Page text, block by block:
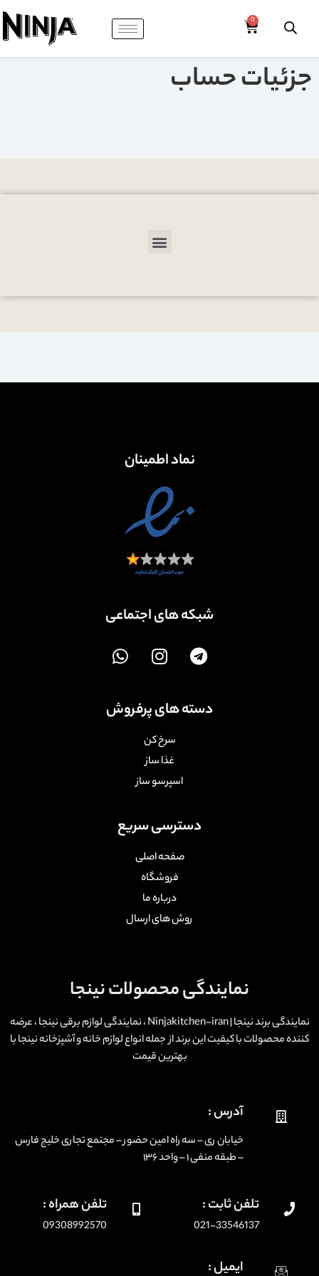
جزئیات حساب
دسترسی سریع
صفحه اصلی
فروشگاه
درباره ما
روش های ارسال
دسته های پرفروش
سرخ کن
غذا ساز
اسپرسو ساز
شبکه های اجتماعی
نماد اطمینان
نمایندگی محصولات نینجا
نمایندگی برند نینجا | Ninjakitchen-iran ، نمایندگی لوازم برقی نینجا ، عرضه
کننده محصولات با کیفیت این برند از جمله انواع لوازم خانه و آشپزخانه نینجا با
بهترین قیمت
آدرس :
خیابان ری – سه راه امین حضور – مجتمع تجاری خلیج فارس
– طبقه منفی ۱ – واحد ۱۳۶
تلفن ثابت :
021-33546137
تلفن همراه :
09308992570
ایمیل :